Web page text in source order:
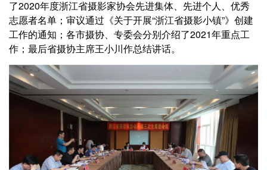
了2020年度浙江省摄影家协会先进集体、先进个人、优秀
志愿者名单；审议通过《关于开展“浙江省摄影小镇”》创建
工作的通知；各市摄协、专委会分别介绍了2021年重点工
作；最后省摄协主席王小川作总结讲话。